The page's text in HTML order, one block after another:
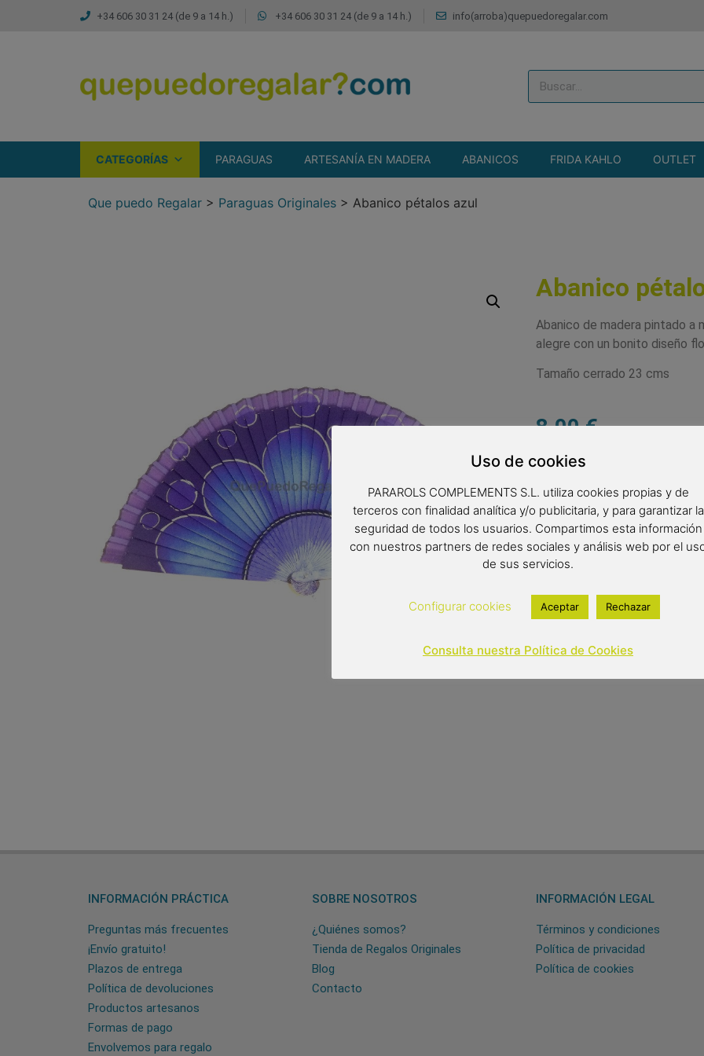
+34 606 30 31 24 (de 9 a 14 h.) +34 606 30 31 24 (de 9 a 14 h.) info(arroba)quepuedoregalar.com
CATEGORÍAS PARAGUAS ARTESANÍA EN MADERA ABANICOS FRIDA KAHLO OUTLET
Que puedo Regalar > Paraguas Originales > Abanico pétalos azul
Abanico
Abanico de madera pintado a
alegre con un bonito diseño
Tamaño cerrado 23 cms
8,00€
Out of stock
INFORMACIÓN PRÁCTICA
Preguntas más frecuentes
¡Envío gratuito!
Plazos de entrega
Política de devoluciones
Productos artesanos
Formas de pago
Envolvemos para regalo
SOBRE NOSOTROS
¿Quiénes somos?
Tienda de Regalos Originales
Blog
Contacto
INFORMACIÓN LEGAL
Términos y condiciones
Política de privacidad
Política de cookies
Uso de cookies
PARAROLS COMPLEMENTS S.L. utiliza cookies propias y de
terceros con finalidad analítica y/o publicitaria, y para garantizar la
seguridad de todos los usuarios. Compartimos esta información
con nuestros partners de redes sociales y análisis web por el
de sus servicios.
Configurar cookies Aceptar Rechazar
Consulta nuestra Política de Cookies